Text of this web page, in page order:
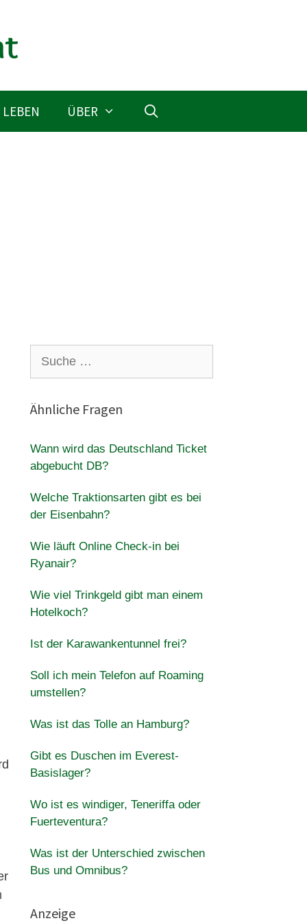
ÜBER
nach:
Ähnliche Fragen
Wann wird das Deutschland Ticket
abgebucht DB?
Welche Traktionsarten gibt es bei
der Eisenbahn?
Wie läuft Online Check-in bei
Ryanair?
Wie viel Trinkgeld gibt man einem
Hotelkoch?
Ist der Karawankentunnel frei?
Soll ich mein Telefon auf Roaming
umstellen?
Was ist das Tolle an Hamburg?
Gibt es Duschen im Everest-
Basislager?
Wo ist es windiger, Teneriffa oder
Fuerteventura?
Was ist der Unterschied zwischen
Bus und Omnibus?
Anzeige